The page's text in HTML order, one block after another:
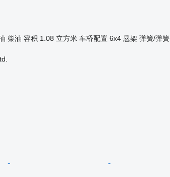
柴油 容积 1.08 立方米 车桥配置 6x4 悬架 弹簧/弹簧